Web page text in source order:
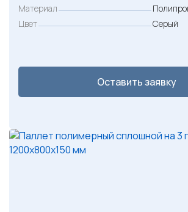
Материал
Цвет
Серый
Оставить заявку